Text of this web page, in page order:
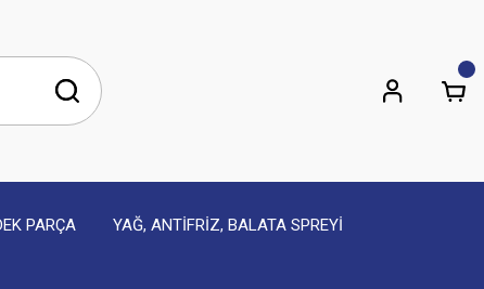
PARÇA YAĞ, ANTİFRİZ, BALATA SPREYİ